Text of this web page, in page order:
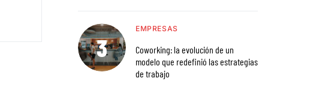
EMPRESAS
Coworking: la evolución de un
modelo que redefinió las estrategias
de trabajo